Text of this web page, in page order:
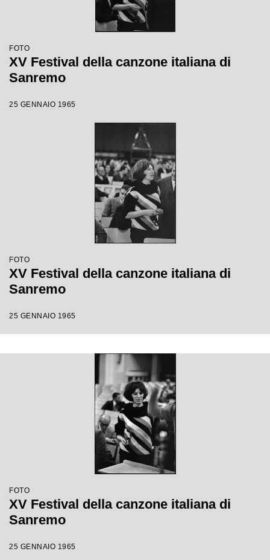
FOTO
XV Festival della canzone italiana di
Sanremo
25 GENNAIO 1965
FOTO
XV Festival della canzone italiana di
Sanremo
25 GENNAIO 1965
FOTO
XV Festival della canzone italiana di
Sanremo
25 GENNAIO 1965